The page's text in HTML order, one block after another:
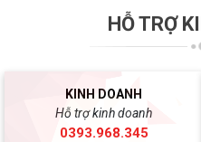
HỖ TRỢ
KINH DOANH
Hỗ trợ kinh doanh
0393.968.345